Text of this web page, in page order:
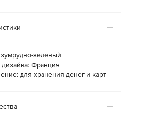
зеленый
дизайна: Франция
для хранения денег и карт